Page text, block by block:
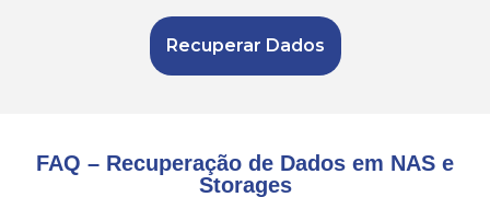
Recuperar Dados
FAQ – Recuperação de Dados em NAS e
Storages